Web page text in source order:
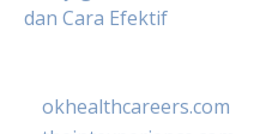
dan Cara Efektif
okhealthcareers.com